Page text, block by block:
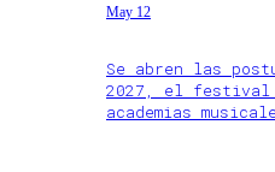
May 12
Se abren las
2027, el festival
academias